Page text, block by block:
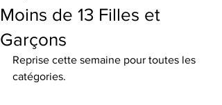
Moins de 13 Filles et
Garçons
Reprise cette semaine pour toutes les
catégories.